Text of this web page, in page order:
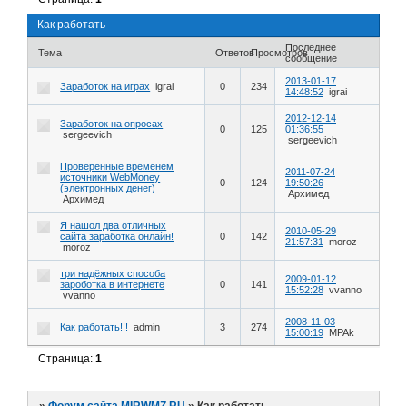
Как работать
Тема ОтветовПросмотровПоследнее
сообщение
Заработок на играх igrai 0 234
2013-01-17
14:48:52 igrai
Заработок на опросах
sergeevich
0 125
2012-12-14
01:36:55
sergeevich
Проверенные временем
источники WebMoney
(электронных денег)
Архимед
0 124
2011-07-24
19:50:26
Архимед
Я нашол два отличных
сайта заработка онлайн!
moroz
0 142
2010-05-29
21:57:31
moroz
три надёжных способа
зароботка в интернете
vvanno
0 141
2009-01-12
15:52:28 vvanno
Как работать!!! admin 3 274
2008-11-03
15:00:19 MPAk
Страница:1